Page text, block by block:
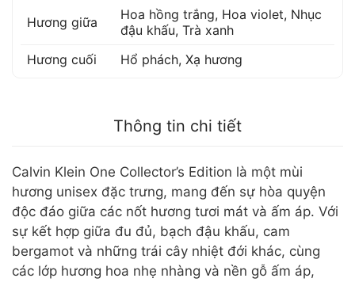
Hương giữa Hoa hồng trắng, Hoa violet, Nhục
đậu khấu, Trà xanh
Hương cuối
Hổ phách, Xạ hương
Thông tin chi tiết
Calvin Klein One Collector’s Edition là một mùi
hương unisex đặc trưng, mang đến sự hòa quyện
độc đáo giữa các nốt hương tươi mát và ấm áp. Với
sự kết hợp giữa đu đủ, bạch đậu khấu, cam
bergamot và những trái cây nhiệt đới khác, cùng
các lớp hương hoa nhẹ nhàng và nền gỗ ấm áp,